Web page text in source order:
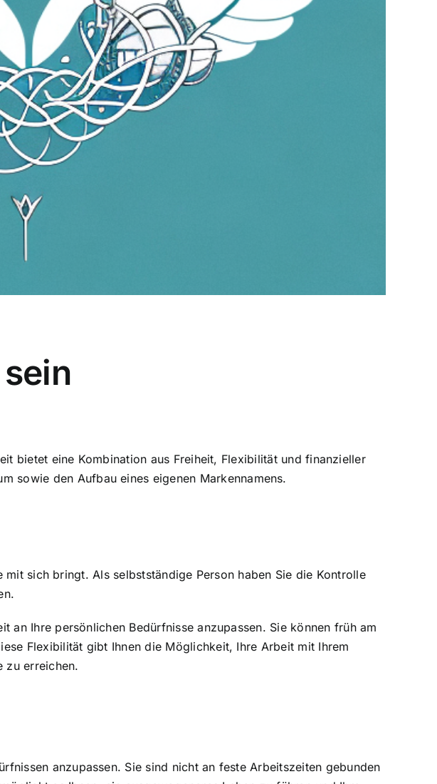
bietet eine Kombination aus Freiheit, Flexibilität und finanzieller
sowie den Aufbau eines eigenen Markennamens.
sich bringt. Als selbstständige Person haben Sie die Kontrolle
an Ihre persönlichen Bedürfnisse anzupassen. Sie können früh am
Flexibilität gibt Ihnen die Möglichkeit, Ihre Arbeit mit Ihrem
zu erreichen.
anzupassen. Sie sind nicht an feste Arbeitszeiten gebunden